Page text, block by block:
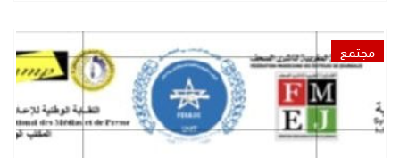
مجتمع